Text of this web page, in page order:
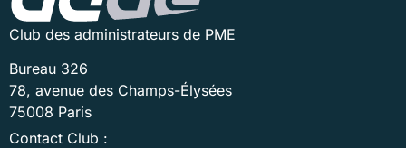
Club des administrateurs de PME
Bureau 326
78, avenue des Champs-Élysées
75008 Paris
Contact Club :